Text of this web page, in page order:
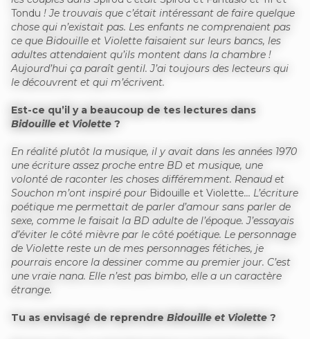
Tondu ! Je trouvais que c’était intéressant de faire quelque
chose qui n’existait pas. Les enfants ne comprenaient pas
ce que Bidouille et Violette faisaient sur leurs bancs, les
adultes attendaient qu’ils montent dans la chambre !
Aujourd’hui ça paraît gentil. J’ai toujours des lecteurs qui
le découvrent et qui m’écrivent.
Est-ce qu’il y a beaucoup de tes lectures dans
Bidouille et Violette ?
En réalité plutôt la musique, il y avait dans les années 1970
une écriture assez proche entre BD et musique, une
volonté de raconter les choses différemment. Renaud et
Souchon m’ont inspiré pour Bidouille et Violette… L’écriture
poétique me permettait de parler d’amour sans parler de
sexe, comme le faisait la BD adulte de l’époque. J’essayais
d’éviter le côté mièvre par le côté poétique. Le personnage
de Violette reste un de mes personnages fétiches, je
pourrais encore la dessiner comme au premier jour. C’est
une vraie nana. Elle n’est pas bimbo, elle a un caractère
étrange.
Tu as envisagé de reprendre Bidouille et Violette ?